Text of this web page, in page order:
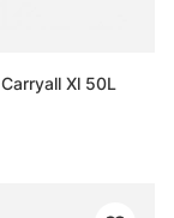
Xl 50L